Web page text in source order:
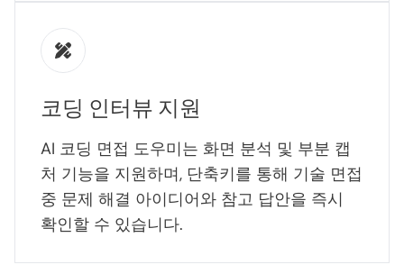
코딩 인터뷰 지원
AI 코딩 면접 도우미는 화면 분석 및 부분 캡
처 기능을 지원하며, 단축키를 통해 기술 면접
중 문제 해결 아이디어와 참고 답안을 즉시
확인할 수 있습니다.